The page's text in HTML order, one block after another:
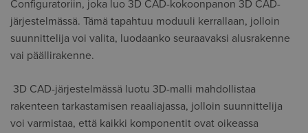
Configuratoriin, joka luo 3D CAD-kokoonpanon 3D CAD-
järjestelmässä. Tämä tapahtuu moduuli kerrallaan, jolloin
suunnittelija voi valita, luodaanko seuraavaksi alusrakenne
vai päällirakenne.
3D CAD-järjestelmässä luotu 3D-malli mahdollistaa
rakenteen tarkastamisen reaaliajassa, jolloin suunnittelija
voi varmistaa, että kaikki komponentit ovat oikeassa